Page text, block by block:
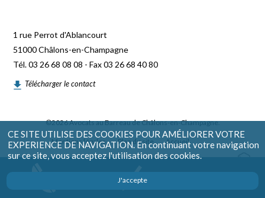
1 rue Perrot d'Ablancourt
51000 Châlons-en-Champagne
Tél. 03 26 68 08 08 - Fax 03 26 68 40 80
Télécharger le contact
©2026 Avocats au Barreau de Châlons-en-Champagne.
Mentions légales Plan du site
Accueil
Liens
CE SITE UTILISE DES COOKIES POUR AMÉLIORER VOTRE
EXPERIENCE DE NAVIGATION. En continuant votre navigation
sur ce site, vous acceptez l'utilisation des cookies.
J'accepte